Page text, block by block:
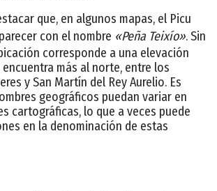
que, en algunos mapas, el Picu
con el nombre «Peña Teixío». Sin
corresponde a una elevación
más al norte, entre los
y San Martín del Rey Aurelio. Es
geográficos puedan variar en
cartográficas, lo que a veces puede
en la denominación de estas